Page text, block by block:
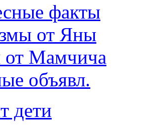
факты
от Яны
Мамчича
объявл.
дети